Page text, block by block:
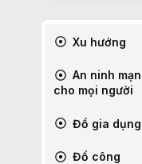
Xu hướng
An ninh
cho mọi người
Đồ gia dụng
Đồ công